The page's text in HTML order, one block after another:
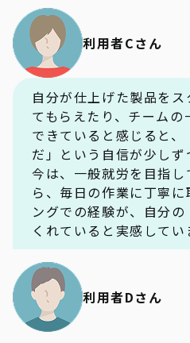
利用者Cさん
自分が仕上げた製品を
てもらえたり、チーム
できていると感じると、
だ」という自信が少しず
今は、一般就労を目指
ら、毎日の作業に丁寧
ングでの経験が、自分
くれていると実感してい
利用者Dさん